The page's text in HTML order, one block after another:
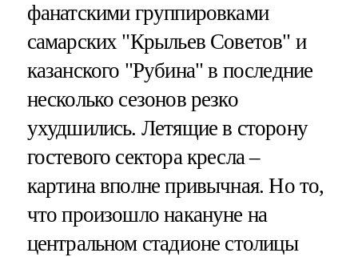
фанатскими группировками
самарских "Крыльев Советов" и
казанского "Рубина" в последние
несколько сезонов резко
ухудшились. Летящие в сторону
гостевого сектора кресла –
картина вполне привычная. Но то,
что произошло накануне на
центральном стадионе столицы